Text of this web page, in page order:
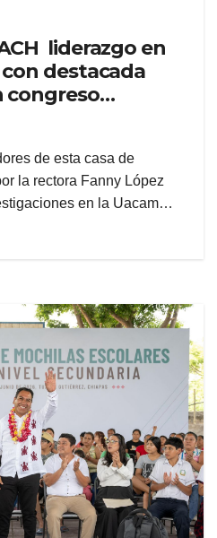
liderazgo en
destacada
congreso
de esta casa de
la rectora Fanny López
en la Uacam…